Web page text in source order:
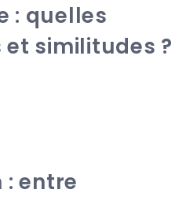
: quelles
similitudes ?
: entre